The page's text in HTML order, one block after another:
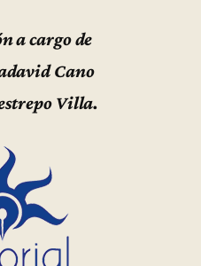
a cargo de
Cano
Villa.